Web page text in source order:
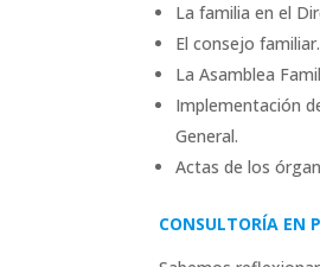
La familia en el
El consejo familiar.
La Asamblea
Implementación
General.
Actas de los
CONSULTORÍA EN